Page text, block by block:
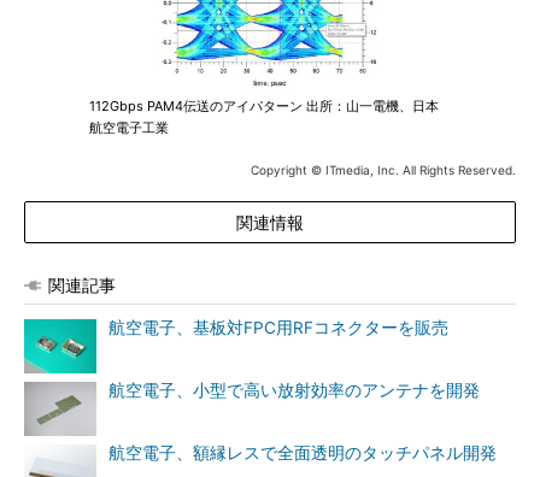
112Gbps PAM4伝送のアイパターン 出所：山一電機、日本
航空電子工業
Copyright © ITmedia, Inc. All Rights Reserved.
関連情報
関連記事
航空電子、基板対FPC用RFコネクターを販売
航空電子、小型で高い放射効率のアンテナを開発
航空電子、額縁レスで全面透明のタッチパネル開発